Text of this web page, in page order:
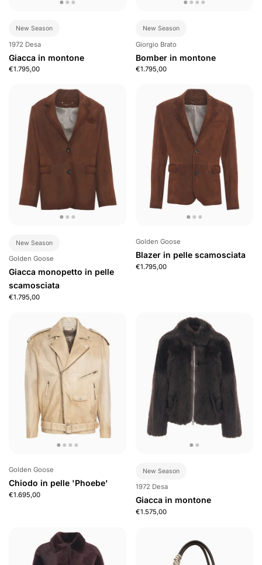
New Season
1972 Desa
Giacca in montone
€1.795,00
New Season
Giorgio Brato
Bomber in montone
€1.795,00
New Season
Golden Goose
Giacca monopetto in pelle
scamosciata
€1.795,00
Golden Goose
Blazer in pelle scamosciata
€1.795,00
Golden Goose
Chiodo in pelle 'Phoebe'
€1.695,00
New Season
1972 Desa
Giacca in montone
€1.575,00